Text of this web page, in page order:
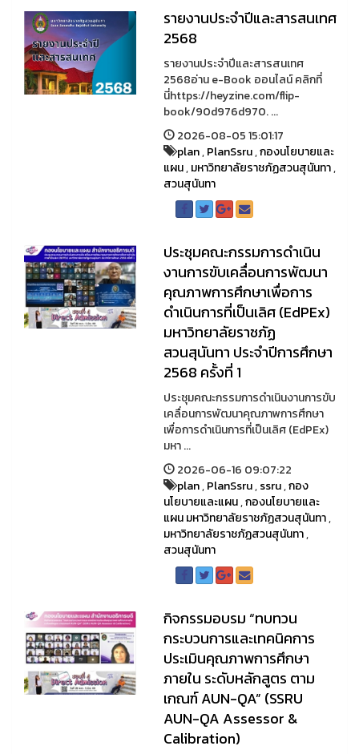
รายงานประจำปีและสารสนเทศ
2568
รายงานประจำปีและสารสนเทศ
2568อ่าน e-Book ออนไลน์ คลิกที่
นี่https://heyzine.com/flip-
book/90d976d970. ...
2026-08-05 15:01:17
plan,PlanSsru,กองนโยบายและ
แผน,มหาวิทยาลัยราชภัฏสวนสุนันทา,
สวนสุนันทา
ประชุมคณะกรรมการดำเนิน
งานการขับเคลื่อนการพัฒนา
คุณภาพการศึกษาเพื่อการ
ดำเนินการที่เป็นเลิศ (EdPEx)
มหาวิทยาลัยราชภัฏ
สวนสุนันทา ประจำปีการศึกษา
2568 ครั้งที่ 1
ประชุมคณะกรรมการดำเนินงานการขับ
เคลื่อนการพัฒนาคุณภาพการศึกษา
เพื่อการดำเนินการที่เป็นเลิศ (EdPEx)
มหา ...
2026-06-16 09:07:22
plan,PlanSsru,ssru,กอง
นโยบายและแผน,กองนโยบายและ
แผน มหาวิทยาลัยราชภัฏสวนสุนันทา,
มหาวิทยาลัยราชภัฏสวนสุนันทา,
สวนสุนันทา
กิจกรรมอบรม “ทบทวน
กระบวนการและเทคนิคการ
ประเมินคุณภาพการศึกษา
ภายใน ระดับหลักสูตร ตาม
เกณฑ์ AUN-QA” (SSRU
AUN-QA Assessor &
Calibration)